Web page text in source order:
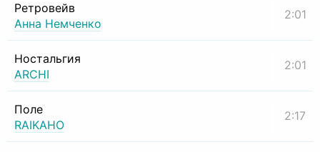
Ретровейв
Анна Немченко
2:01
Ностальгия
ARCHI
2:01
Поле
RAIKAHO
2:17